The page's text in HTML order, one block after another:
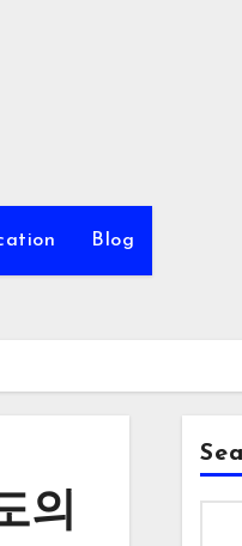
Blog
의